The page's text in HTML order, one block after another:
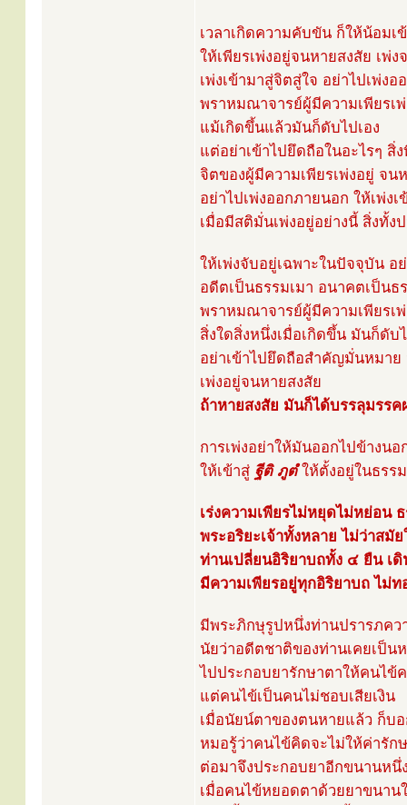
เวลาเกิดความคับขัน ก็ให้น้อมเ
ให้เพียรเพ่งอยู่จนหายสงสัย เพ่
เพ่งเข้ามาสู่จิตสู่ใจ อย่าไปเพ่ง
พราหมณาจารย์ผู้มีความเพียรเ
แม้เกิดขึ้นแล้วมันก็ดับไปเอง
แต่อย่าเข้าไปยึดถือในอะไรๆ
จิตของผู้มีความเพียรเพ่งอยู่ จน
อย่าไปเพ่งออกภายนอก ให้เพ่งเ
เมื่อมีสติมั่นเพ่งอยู่อย่างนี้ สิ่งทั้ง
ให้เพ่งจับอยู่เฉพาะในปัจจุบัน อ
อดีตเป็นธรรมเมา อนาคตเป็นธ
พราหมณาจารย์ผู้มีความเพียรเ
สิ่งใดสิ่งหนึ่งเมื่อเกิดขึ้น มันก็ดับ
อย่าเข้าไปยึดถือสำคัญมั่นหมาย
เพ่งอยู่จนหายสงสัย
ถ้าหายสงสัย มันก็ได้บรรลุมรร
การเพ่งอย่าให้มันออกไปข้างนอ
ให้เข้าสู่ ฐีติ ภูตํให้ตั้งอยู่ในธรร
เร่งความเพียรไม่หยุดไม่หย่อน
พระอริยะเจ้าทั้งหลาย ไม่ว่าสมัย
ท่านเปลี่ยนอิริยาบถทั้ง ๔ ยืน เ
มีความเพียรอยู่ทุกอิริยาบถ ไม่ท
มีพระภิกษุรูปหนึ่งท่านปรารภคว
นัยว่าอดีตชาติของท่านเคยเป็น
ไปประกอบยารักษาตาให้คนไข้
แต่คนไข้เป็นคนไม่ชอบเสียเงิน
เมื่อนัยน์ตาของตนหายแล้ว ก็บ
หมอรู้ว่าคนไข้คิดจะไม่ให้ค่ารัก
ต่อมาจึงประกอบยาอีกขนานห
เมื่อคนไข้หยอดตาด้วยยาขนาน